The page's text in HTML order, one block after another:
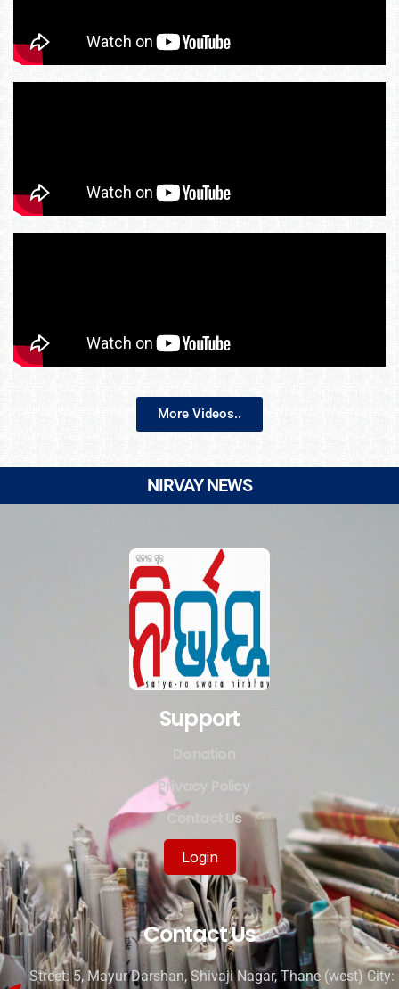
More Videos..
NIRVAY NEWS
Support
Privacy Policy
Contact Us
Login
Contact Us
Street: 5, Mayur Darshan, Shivaji Nagar, Thane (west) City: